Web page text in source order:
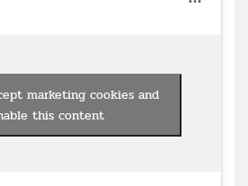
marketing cookies and
this content